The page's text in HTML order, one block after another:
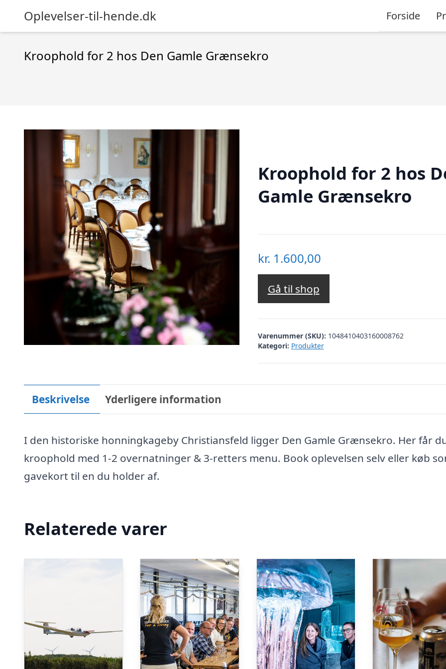
Oplevelser-til-hende.dk Forside
Kroophold for 2 hos Den Gamle Grænsekro
Kroophold for 2 hos
Gamle Grænsekro
kr. 1.600,00
Gå til shop
Varenummer (SKU): 1048410403160008762
Kategori: Produkter
Beskrivelse Yderligere information
I den historiske honningkageby Christiansfeld ligger Den Gamle Grænsekro. Her får
kroophold med 1-2 overnatninger & 3-retters menu. Book oplevelsen selv eller køb
gavekort til en du holder af.
Relaterede varer